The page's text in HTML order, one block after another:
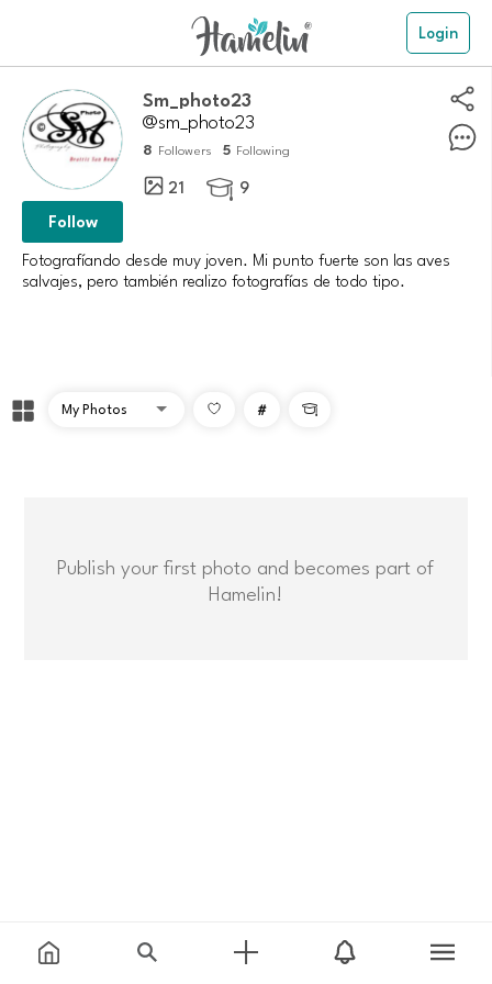
Login
Sm_photo23
@sm_photo23
8 Followers 5 Following
21  9
Follow
Fotografíando desde muy joven. Mi punto fuerte son las aves
salvajes, pero también realizo fotografías de todo tipo.
# 
Publish your first photo and becomes part of
Hamelin!